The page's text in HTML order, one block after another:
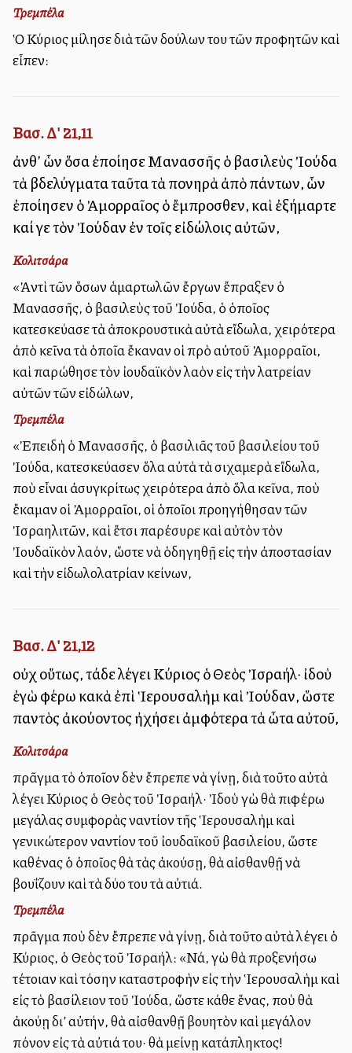
Τρεμπέλα
Ὁ Κύριος ἐμίλησε διὰ τῶν δούλων του τῶν προφητῶν καὶ
εἶπεν:
Βασ. Δ' 21,11
ἀνθ’ ὧν ὅσα ἐποίησε Μανασσῆς ὁ βασιλεὺς Ἰούδα
τὰ βδελύγματα ταῦτα τὰ πονηρὰ ἀπὸ πάντων, ὧν
ἐποίησεν ὁ Ἀμορραῖος ὁ ἔμπροσθεν, καὶ ἐξήμαρτε
καί γε τὸν Ἰούδαν ἐν τοῖς εἰδώλοις αὐτῶν,
Κολιτσάρα
«Ἀντὶ τῶν ὅσων ἁμαρτωλῶν ἔργων ἔπραξεν ὁ
Μανασσῆς, ὁ βασιλεὺς τοῦ Ἰούδα, ὁ ὁποῖος
κατεσκεύασε τὰ ἀποκρουστικὰ αὐτὰ εἴδωλα, χειρότερα
ἀπὸ ἐκεῖνα τὰ ὁποῖα ἔκαναν οἱ πρὸ αὐτοῦ Ἀμορραῖοι,
καὶ παρώθησε τὸν ἰουδαϊκὸν λαὸν εἰς τὴν λατρείαν
αὐτῶν τῶν εἰδώλων,
Τρεμπέλα
«Ἐπειδὴ ὁ Μανασσῆς, ὁ βασιλιᾶς τοῦ βασιλείου τοῦ
Ἰούδα, κατεσκεύασεν ὅλα αὐτὰ τὰ σιχαμερὰ εἴδωλα,
ποὺ εἶναι ἀσυγκρίτως χειρότερα ἀπὸ ὅλα ἐκεῖνα, ποὺ
ἔκαμαν οἱ Ἀμορραῖοι, οἱ ὁποῖοι προηγήθησαν τῶν
Ἰσραηλιτῶν, καὶ ἔτσι παρέσυρε καὶ αὐτὸν τὸν
Ἰουδαϊκὸν λαόν, ὥστε νὰ ὁδηγηθῇ εἰς τὴν ἀποστασίαν
καὶ τὴν εἰδωλολατρίαν ἐκείνων,
Βασ. Δ' 21,12
οὐχ οὕτως, τάδε λέγει Κύριος ὁ Θεὸς Ἰσραήλ· ἰδοὺ
ἐγὼ φέρω κακὰ ἐπὶ Ἱερουσαλὴμ καὶ Ἰούδαν, ὥστε
παντὸς ἀκούοντος ἠχήσει ἀμφότερα τὰ ὦτα αὐτοῦ,
Κολιτσάρα
πρᾶγμα τὸ ὁποῖον δὲν ἔπρεπε νὰ γίνῃ, διὰ τοῦτο αὐτὰ
λέγει Κύριος ὁ Θεὸς τοῦ Ἰσραήλ· Ἰδοὺ ἐγὼ θὰ ἐπιφέρω
μεγάλας συμφορὰς ἐναντίον τῆς Ἱερουσαλὴμ καὶ
γενικώτερον ἐναντίον τοῦ ἰουδαϊκοῦ βασιλείου, ὥστε
καθένας ὁ ὁποῖος θὰ τὰς ἀκούσῃ, θὰ αἰσθανθῇ νὰ
βουΐζουν καὶ τὰ δύο του τὰ αὐτιά.
Τρεμπέλα
πρᾶγμα ποὺ δὲν ἔπρεπε νὰ γίνῃ, διὰ τοῦτο αὐτὰ λέγει ὁ
Κύριος, ὁ Θεὸς τοῦ Ἰσραήλ: «Νά, ἐγὼ θὰ προξενήσω
τέτοιαν καὶ τόσην καταστροφὴν εἰς τὴν Ἱερουσαλὴμ καὶ
εἰς τὸ βασίλειον τοῦ Ἰούδα, ὥστε κάθε ἕνας, ποὺ θὰ
ἀκούῃ δι’ αὐτήν, θὰ αἰσθανθῇ βουητὸν καὶ μεγάλον
πόνον εἰς τὰ αὐτιά του· θὰ μείνῃ κατάπληκτος!